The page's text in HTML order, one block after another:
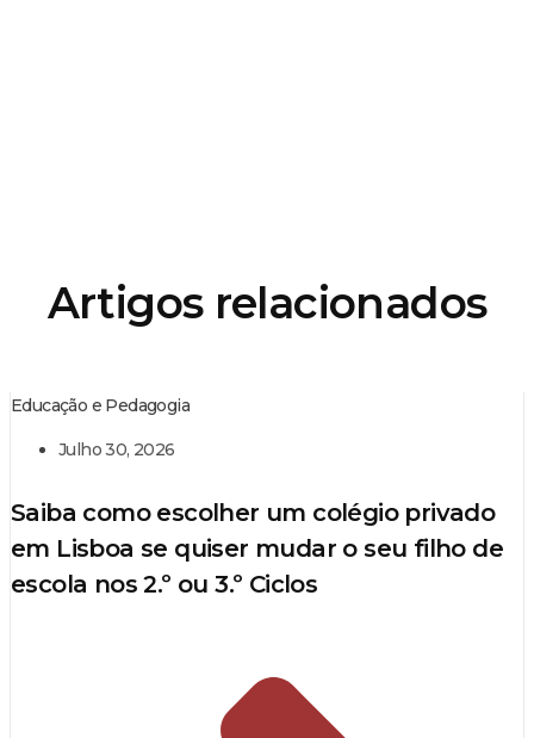
Artigos relacionados
Educação e Pedagogia
Julho 30, 2026
Saiba como escolher um colégio privado
em Lisboa se quiser mudar o seu filho de
escola nos 2.º ou 3.º Ciclos